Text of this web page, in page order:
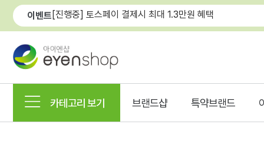
이벤트 [진행중] 토스페이 결제시 최대 1.3만원 혜택
카테고리 보기 브랜드샵 특약브랜드